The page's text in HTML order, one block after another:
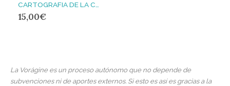
CARTOGRAFIA DE LA CIUDAD CAPITALISTA : TRANSFORMACIÓN URBANA Y CONFLICTO SOCIAL EN EL ESTADO ESPAÑOL
15,00€
La Vorágine es un proceso autónomo que no depende de
subvenciones ni de aportes externos. Si esto es así es gracias a la